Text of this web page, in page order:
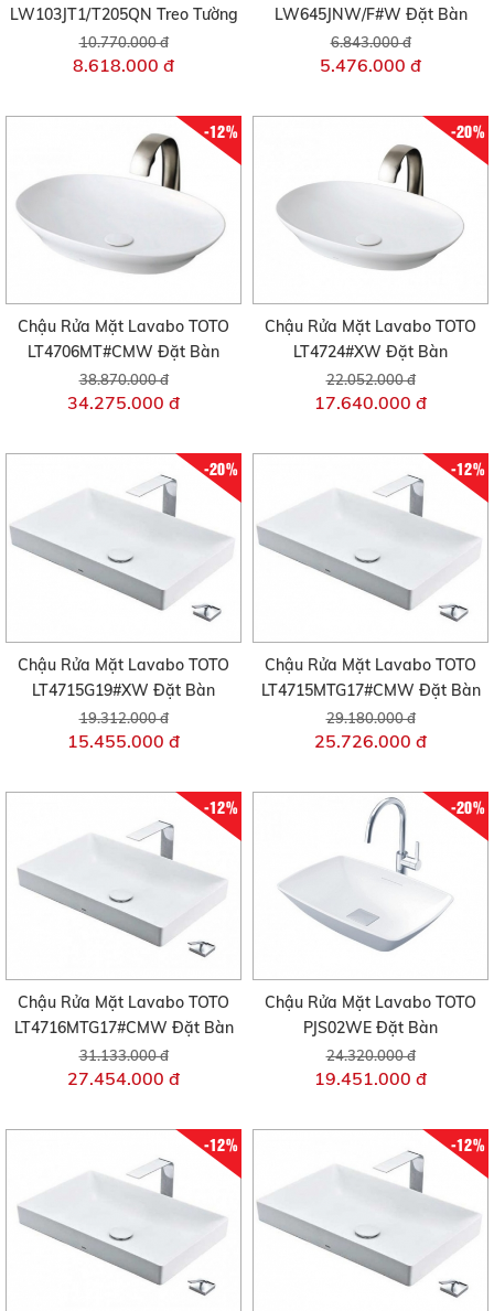
LW103JT1/T205QN Treo Tường
10.770.000 đ
8.618.000 đ
LW645JNW/F#W Đặt Bàn
6.843.000 đ
5.476.000 đ
-12%
Chậu Rửa Mặt Lavabo TOTO
LT4706MT#CMW Đặt Bàn
38.870.000 đ
34.275.000 đ
-20%
Chậu Rửa Mặt Lavabo TOTO
LT4724#XW Đặt Bàn
22.052.000 đ
17.640.000 đ
-20%
Chậu Rửa Mặt Lavabo TOTO
LT4715G19#XW Đặt Bàn
19.312.000 đ
15.455.000 đ
-12%
Chậu Rửa Mặt Lavabo TOTO
LT4715MTG17#CMW Đặt Bàn
29.180.000 đ
25.726.000 đ
-12%
Chậu Rửa Mặt Lavabo TOTO
LT4716MTG17#CMW Đặt Bàn
31.133.000 đ
27.454.000 đ
-20%
Chậu Rửa Mặt Lavabo TOTO
PJS02WE Đặt Bàn
24.320.000 đ
19.451.000 đ
-12% -12%